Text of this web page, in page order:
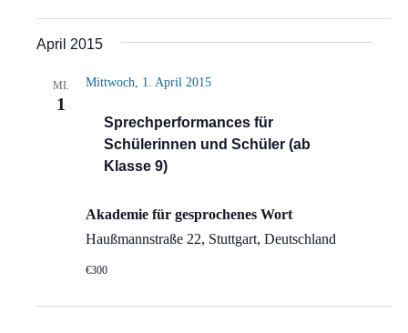
April 2015
MI.
1
Sprechperformances für
Schülerinnen und Schüler (ab
Klasse 9)
Mittwoch, 1. April 2015
Akademie für gesprochenes Wort
Haußmannstraße 22, Stuttgart, Deutschland
€300